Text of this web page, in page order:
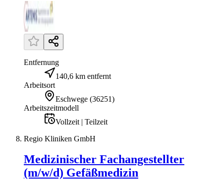
Entfernung
140,6 km entfernt
Arbeitsort
Eschwege (36251)
Arbeitszeitmodell
Vollzeit | Teilzeit
Regio Kliniken GmbH
Medizinischer Fachangestellter
(m/w/d) Gefäßmedizin